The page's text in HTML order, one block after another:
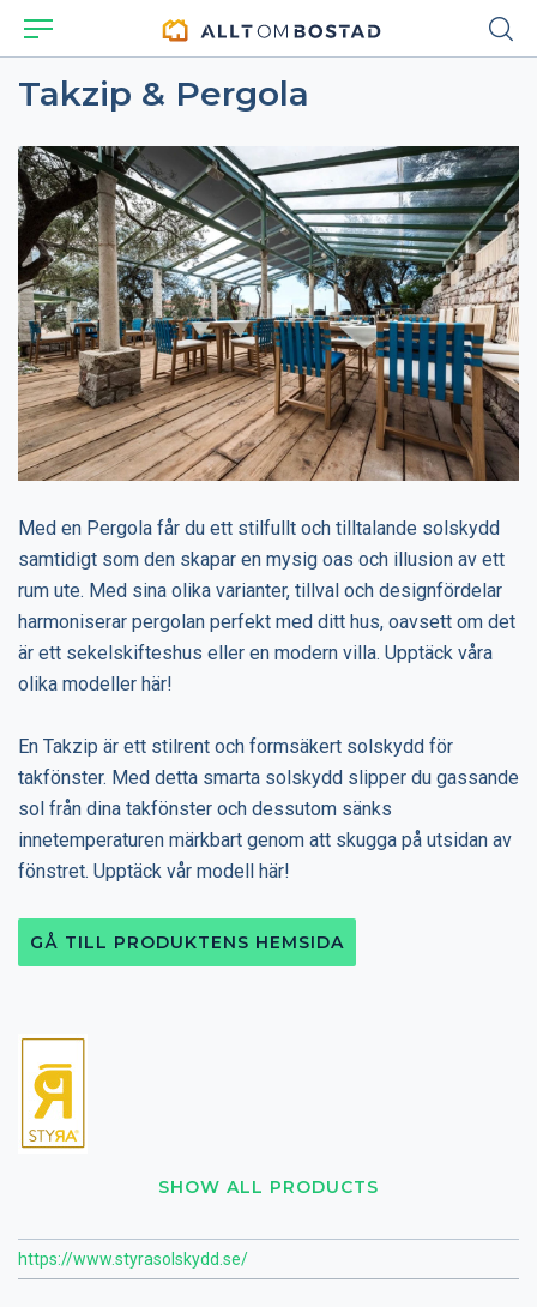
Takzip & Pergola
SHOW ALL PRODUCTS
https://www.styrasolskydd.se/
Med en Pergola får du ett stilfullt och tilltalande solskydd
samtidigt som den skapar en mysig oas och illusion av ett
rum ute. Med sina olika varianter, tillval och designfördelar
harmoniserar pergolan perfekt med ditt hus, oavsett om det
är ett sekelskifteshus eller en modern villa. Upptäck våra
olika modeller här!
En Takzip är ett stilrent och formsäkert solskydd för
takfönster. Med detta smarta solskydd slipper du gassande
sol från dina takfönster och dessutom sänks
innetemperaturen märkbart genom att skugga på utsidan av
fönstret. Upptäck vår modell här!
GÅ TILL PRODUKTENS HEMSIDA